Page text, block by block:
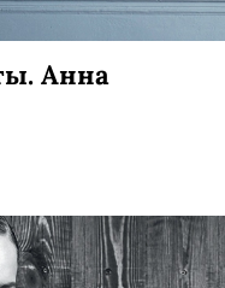
Алла
ничуть не
или
в Европу и